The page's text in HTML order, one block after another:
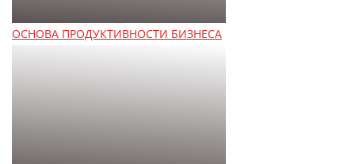
ОСНОВА ПРОДУКТИВНОСТИ БИЗНЕСА